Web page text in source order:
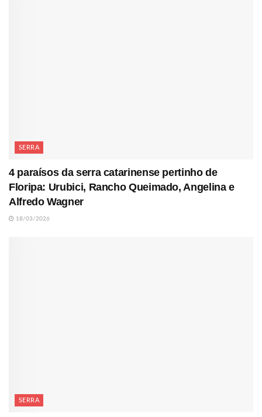
SERRA
4 paraísos da serra catarinense pertinho de
Floripa: Urubici, Rancho Queimado, Angelina e
Alfredo Wagner
18/03/2026
SERRA